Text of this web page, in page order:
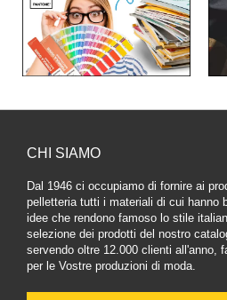
CHI SIAMO
Dal 1946 ci occupiamo di fornire ai
pelletteria tutti i materiali di cui hanno
idee che rendono famoso lo stile
selezione dei prodotti del nostro
servendo oltre 12.000 clienti all'anno,
per le Vostre produzioni di moda.